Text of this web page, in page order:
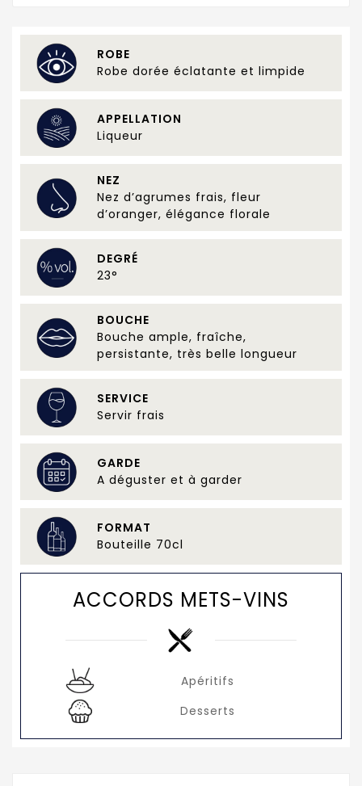
ROBE
Robe dorée éclatante et limpide
APPELLATION
Liqueur
NEZ
Nez d’agrumes frais, fleur
d’oranger, élégance florale
DEGRÉ
23°
BOUCHE
Bouche ample, fraîche,
persistante, très belle longueur
SERVICE
Servir frais
GARDE
A déguster et à garder
FORMAT
Bouteille 70cl
ACCORDS METS-VINS
Apéritifs
Desserts